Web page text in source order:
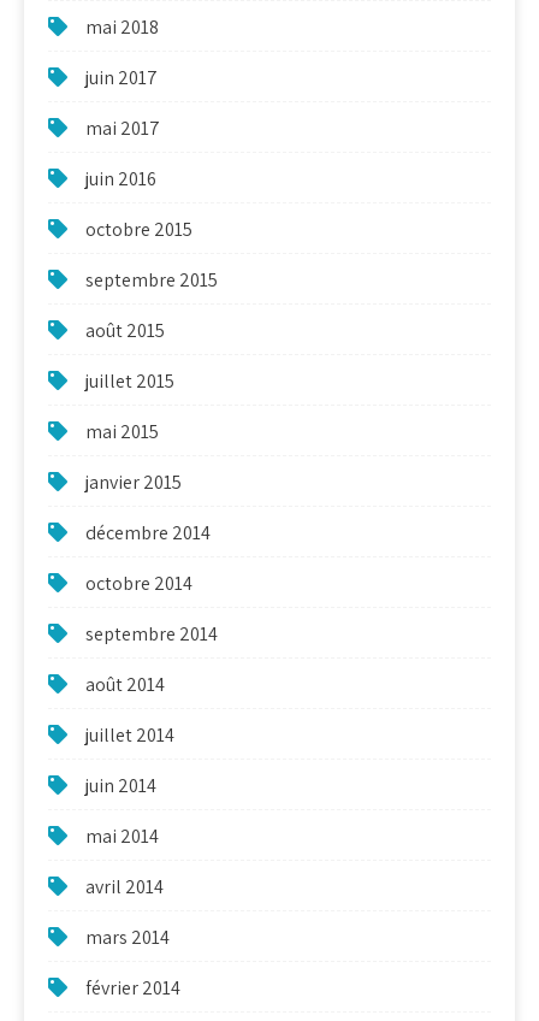
mai 2018
juin 2017
mai 2017
juin 2016
octobre 2015
septembre 2015
août 2015
juillet 2015
mai 2015
janvier 2015
décembre 2014
octobre 2014
septembre 2014
août 2014
juillet 2014
juin 2014
mai 2014
avril 2014
mars 2014
février 2014